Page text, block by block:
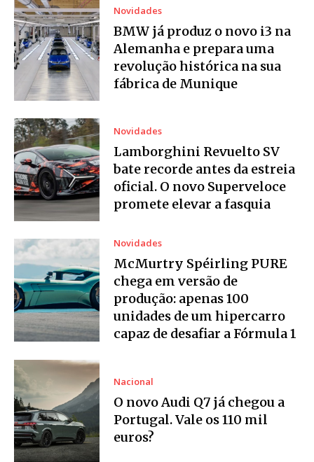
Novidades
BMW já produz o novo i3 na
Alemanha e prepara uma
revolução histórica na sua
fábrica de Munique
Novidades
Lamborghini Revuelto SV
bate recorde antes da estreia
oficial. O novo Superveloce
promete elevar a fasquia
Novidades
McMurtry Spéirling PURE
chega em versão de
produção: apenas 100
unidades de um hipercarro
capaz de desafiar a Fórmula 1
Nacional
O novo Audi Q7 já chegou a
Portugal. Vale os 110 mil
euros?